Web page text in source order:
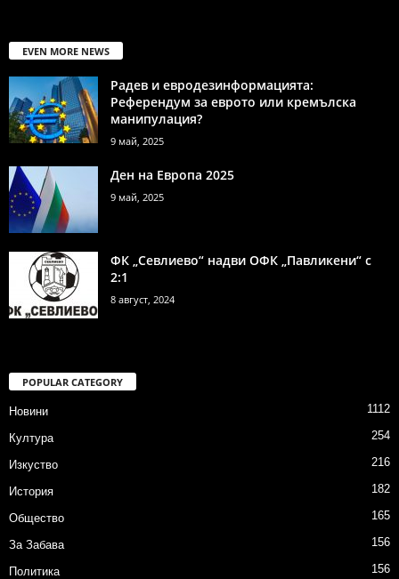
EVEN MORE NEWS
Радев и евродезинформацията:
Референдум за еврото или кремълска
манипулация?
9 май, 2025
Ден на Европа 2025
9 май, 2025
ФК „Севлиево“ надви ОФК „Павликени“ с
2:1
8 август, 2024
POPULAR CATEGORY
Новини 1112
Култура 254
Изкуство 216
История 182
Общество 165
За Забава 156
Политика 156